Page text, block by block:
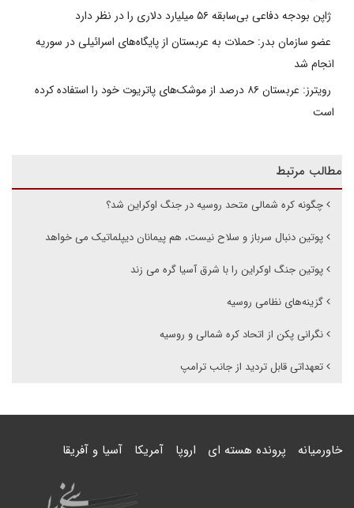
ژاپن بودجه دفاعی بی‌سابقه ۵۶ میلیارد دلاری را در نظر دارد
عضو سازمان بدر: حملات به عربستان از پایگاه‌های اسرائیلی در سوریه
انجام شد
رویترز: عربستان ۸۶ درصد از موشک‌های پاتریوت خود را استفاده کرده
است
مطالب مرتبط
چگونه کره شمالی متحد روسیه در جنگ اوکراین شد؟
پوتین دنبال سرباز و سلاح نیست، هم پیمانان دیپلماتیک می خواهد
پوتین جنگ اوکراین را با شرق آسیا گره می زند
گزینه‌های نظامی روسیه
نگرانی پکن از اتحاد کره شمالی و روسیه
تعهداتی قابل تردید از جانب ترامپ
خاورمیانه پرونده هسته ای اروپا آمریکا آسیا و آفریقا